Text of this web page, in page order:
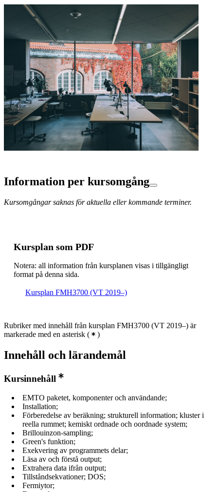
Information per kursomgång
Kursomgångar saknas för aktuella eller kommande terminer.
Kursplan som PDF
Notera: all information från kursplanen visas i tillgängligt
format på denna sida.
Kursplan FMH3700 (VT 2019–)
Rubriker med innehåll från kursplan FMH3700 (VT 2019–) är
markerade med en asterisk ( )
Innehåll och lärandemål
Kursinnehåll
EMTO paketet, komponenter och användande;
Installation;
Förberedelse av beräkning; strukturell information; kluster i
reella rummet; kemiskt ordnade och oordnade system;
Brillouinzon-sampling;
Green's funktion;
Exekvering av programmets delar;
Läsa av och förstå output;
Extrahera data ifrån output;
Tillståndsekvationer; DOS;
Fermiytor;